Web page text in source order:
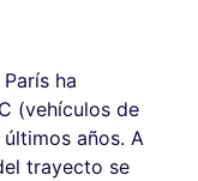
ha
(vehículos de
años. A
trayecto se